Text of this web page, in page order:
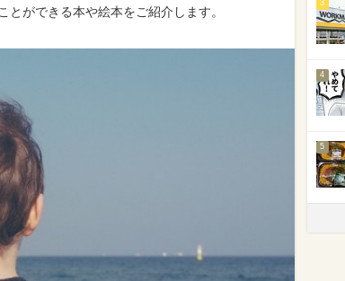
ができる本や絵本をご紹介します。
3
4
5